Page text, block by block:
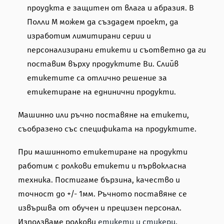
проудкта е защитен от влага и абразия. В
Полли М можем да създадем проект, да
изработим лимитирани серии и
персонализирани етикети и съответно да ги
поставим върху продуктите Ви. Слийв
етикетите са отлично решение за
етикетиране на еднинични продукти.
Maшинно или ръчно поставяне на етикети,
съобразено със спецификата на продуктите.
При машинното етикетиране на продукти
работим с ролкови етикети и първокласна
техника. Постигаме бързина, качество и
точност до +/- 1мм. Ръчното поставяне се
извършва от обучен и прецизен персонал.
Използваме ролкови етикети и стикери.